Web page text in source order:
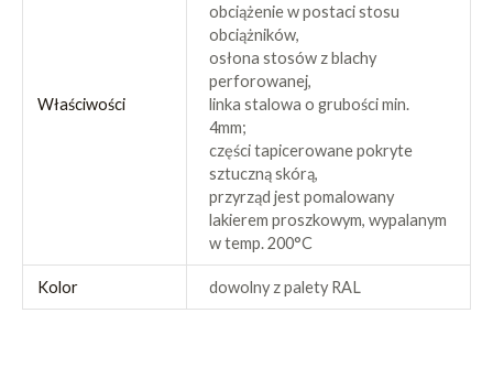
Właściwości
obciążenie w postaci stosu
obciążników,
osłona stosów z blachy
perforowanej,
linka stalowa o grubości min.
4mm;
części tapicerowane pokryte
sztuczną skórą,
przyrząd jest pomalowany
lakierem proszkowym, wypalanym
w temp. 200°C
Kolor dowolny z palety RAL